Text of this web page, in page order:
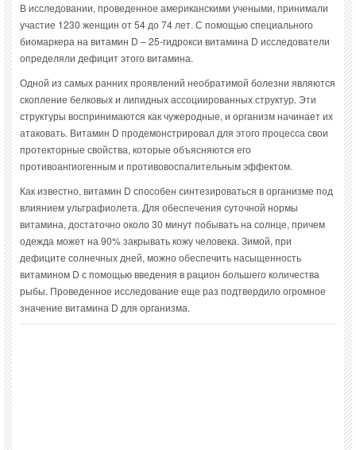
В исследовании, проведенное американскими учеными, принимали
участие 1230 женщин от 54 до 74 лет. С помощью специального
биомаркера на витамин D – 25-гидрокси витамина D исследователи
определяли дефицит этого витамина.
Одной из самых ранних проявлений необратимой болезни являются
скопление белковых и липидных ассоциированных структур. Эти
структуры воспринимаются как чужеродные, и организм начинает их
атаковать. Витамин D продемонстрировал для этого процесса свои
протекторные свойства, которые объясняются его
противоангиогенным и противовоспалительным эффектом.
Как известно, витамин D способен синтезироваться в организме под
влиянием ультрафиолета. Для обеспечения суточной нормы
витамина, достаточно около 30 минут побывать на солнце, причем
одежда может на 90% закрывать кожу человека. Зимой, при
дефиците солнечных дней, можно обеспечить насыщенность
витамином D с помощью введения в рацион большего количества
рыбы. Проведенное исследование еще раз подтвердило огромное
значение витамина D для организма.